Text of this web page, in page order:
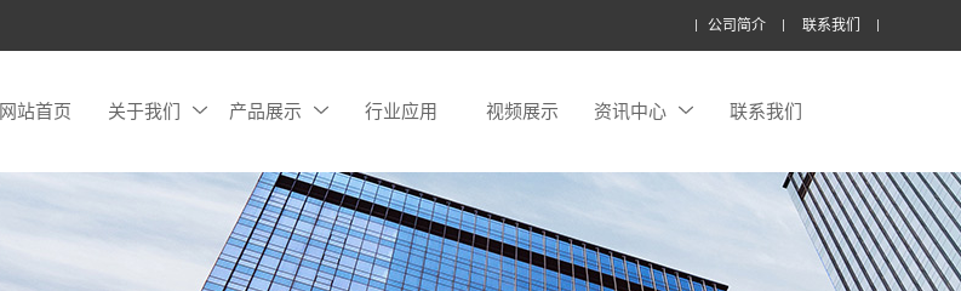
公司简介 联系我们
网站首页 关于我们 产品展示 行业应用 视频展示 资讯中心 联系我们